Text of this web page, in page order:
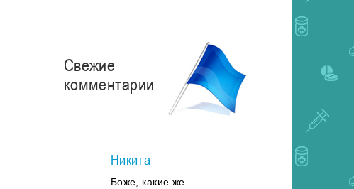
Свежие
комментарии
Никита
Боже, какие же